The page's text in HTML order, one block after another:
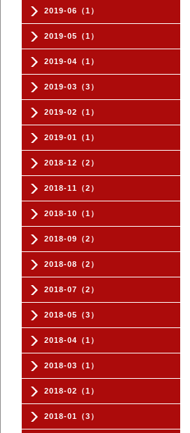
2019-06（1）
2019-05（1）
2019-04（1）
2019-03（3）
2019-02（1）
2019-01（1）
2018-12（2）
2018-11（2）
2018-10（1）
2018-09（2）
2018-08（2）
2018-07（2）
2018-05（3）
2018-04（1）
2018-03（1）
2018-02（1）
2018-01（3）